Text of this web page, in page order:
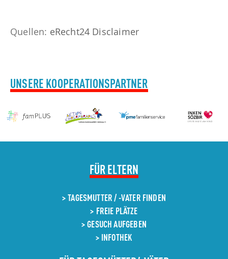
Quellen: eRecht24 Disclaimer
UNSERE KOOPERATIONSPARTNER
FÜR ELTERNÜBERSPRINGEN
TAGESMUTTER / -VATER FINDEN
FREIE PLÄTZE
GESUCH AUFGEBEN
INFOTHEK